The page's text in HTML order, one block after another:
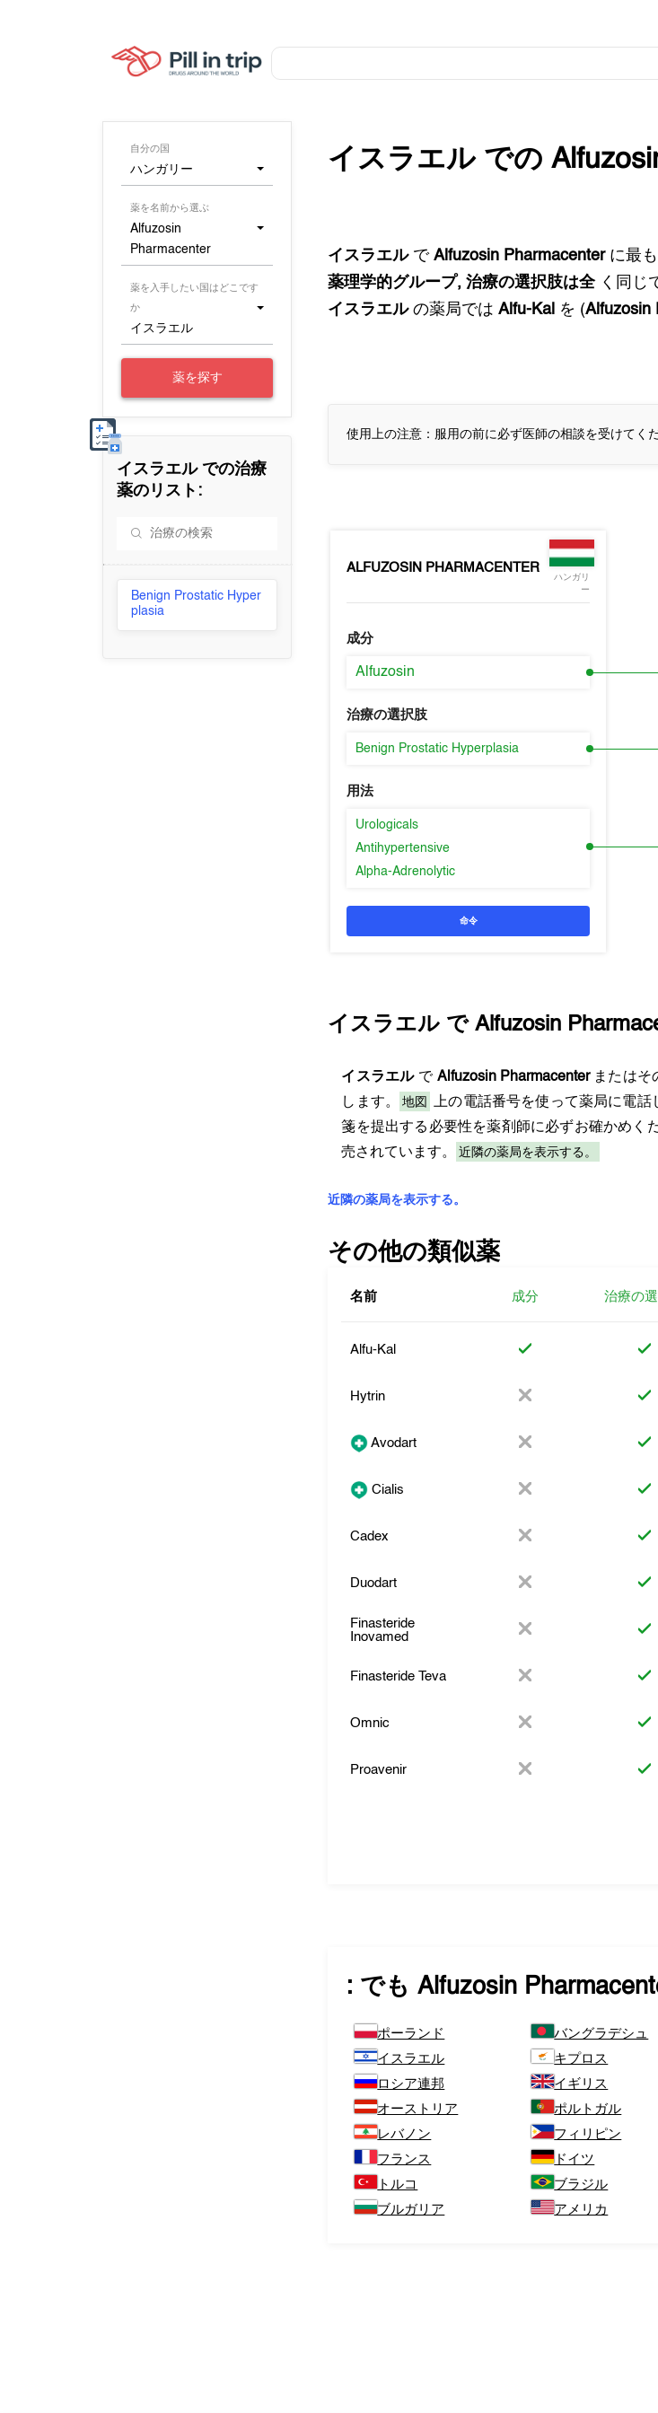
自分の国
ハンガリー
薬を名前から選ぶ
Alfuzosin
Pharmacenter
薬を入手したい国はどこです
か
イスラエル
薬を探す
イスラエルでの治療
薬のリスト:
Benign Prostatic Hyper
plasia
イスラエルでの
イスラエルでAlfuzosin Pharmacenterに最
薬理学的グループ, 治療の選択肢は全 く同じ
イスラエルの薬局ではAlfu-Kal を (Alfuzosin
使用上の注意：服用の前に必ず医師の相談を受けてく
ALFUZOSIN PHARMACENTER
ハンガリ
ー
成分
Alfuzosin
治療の選択肢
Benign Prostatic Hyperplasia
用法
Urologicals
Antihypertensive
Alpha-Adrenolytic
命令
イスラエル でAlfuzosin
イスラエルで Alfuzosin Pharmacenterまたはそ
します。
地図 上の電話番号を使って薬局に電
箋を提出する必要性を薬剤師に必ずお確かめく
売されています。
近隣の薬局を表示する。
近隣の薬局を表示する。
その他の類似薬
名前 成分 治療の
Alfu-Kal
Hytrin
Avodart
Cialis
Cadex
Duodart
Finasteride
Inovamed
Finasteride Teva
Omnic
Proavenir
: でもAlfuzosin
ポーランド バングラデシュ
イスラエル
キプロス
ロシア連邦
イギリス
オーストリア
ポルトガル
レバノン
フィリピン
フランス
ドイツ
トルコ
ブラジル
ブルガリア
アメリカ